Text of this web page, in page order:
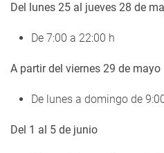
Del lunes 25 al jueves 28 de
De 7:00 a 22:00 h
A partir del viernes 29 de mayo
De lunes a domingo de
Del 1 al 5 de junio